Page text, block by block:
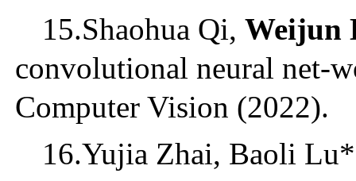
15.Shaohua Qi, Weijun
convolutional neural
Computer Vision (2022).
16.Yujia Zhai, Baoli